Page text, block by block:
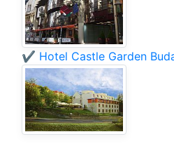
✔️ Hotel Castle Garden